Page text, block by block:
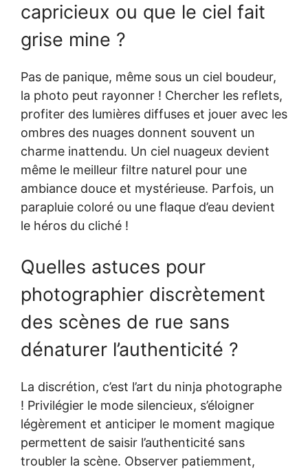
capricieux ou que le ciel fait
grise mine ?
Pas de panique, même sous un ciel boudeur,
la photo peut rayonner ! Chercher les reflets,
profiter des lumières diffuses et jouer avec les
ombres des nuages donnent souvent un
charme inattendu. Un ciel nuageux devient
même le meilleur filtre naturel pour une
ambiance douce et mystérieuse. Parfois, un
parapluie coloré ou une flaque d’eau devient
le héros du cliché !
Quelles astuces pour
photographier discrètement
des scènes de rue sans
dénaturer l’authenticité ?
La discrétion, c’est l’art du ninja photographe
! Privilégier le mode silencieux, s’éloigner
légèrement et anticiper le moment magique
permettent de saisir l’authenticité sans
troubler la scène. Observer patiemment,